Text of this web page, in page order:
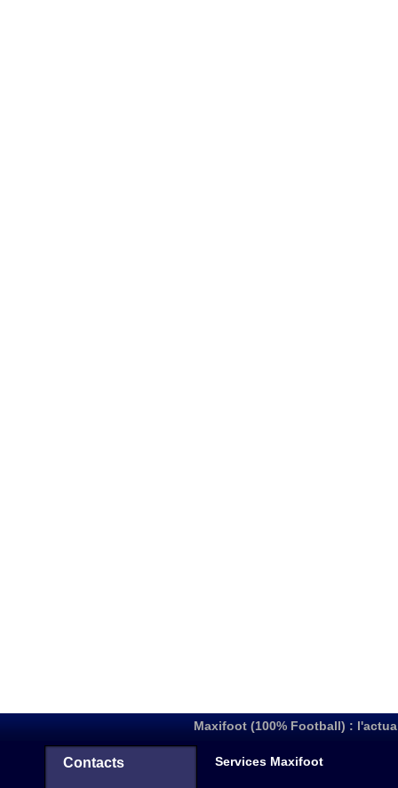
Maxifoot (100% Football) :
Contacts Services Maxifoot